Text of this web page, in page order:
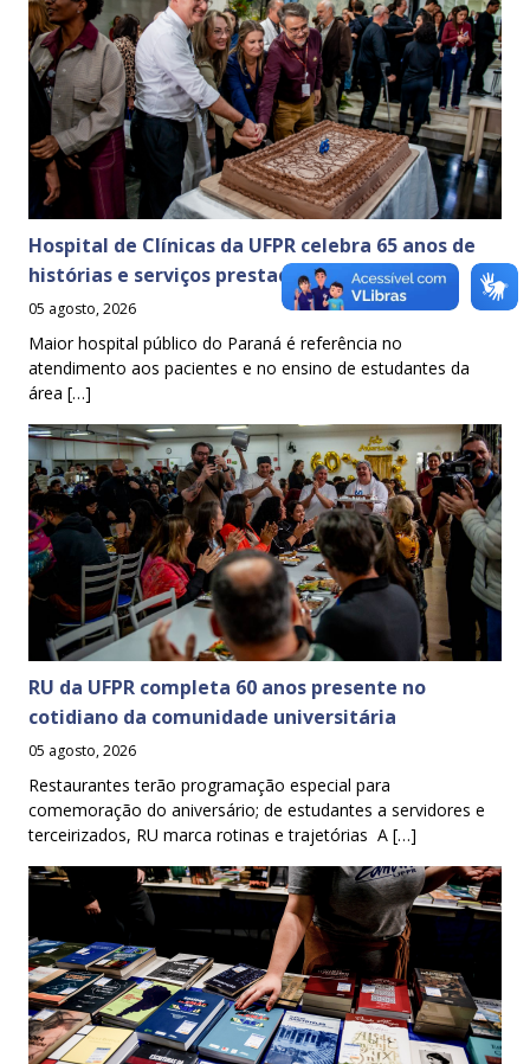
Hospital de Clínicas da UFPR celebra 65 anos de
histórias e serviços prestados à sociedade
05 agosto, 2026
Maior hospital público do Paraná é referência no
atendimento aos pacientes e no ensino de estudantes da
área […]
RU da UFPR completa 60 anos presente no
cotidiano da comunidade universitária
05 agosto, 2026
Restaurantes terão programação especial para
comemoração do aniversário; de estudantes a servidores e
terceirizados, RU marca rotinas e trajetórias A […]